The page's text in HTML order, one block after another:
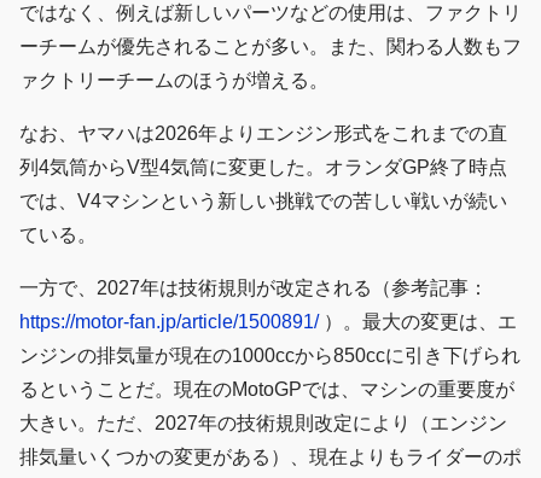
ではなく、例えば新しいパーツなどの使用は、ファクトリ
ーチームが優先されることが多い。また、関わる人数もフ
ァクトリーチームのほうが増える。
なお、ヤマハは2026年よりエンジン形式をこれまでの直
列4気筒からV型4気筒に変更した。オランダGP終了時点
では、V4マシンという新しい挑戦での苦しい戦いが続い
ている。
一方で、2027年は技術規則が改定される（参考記事：
https://motor-fan.jp/article/1500891/ ）。最大の変更は、エ
ンジンの排気量が現在の1000ccから850ccに引き下げられ
るということだ。現在のMotoGPでは、マシンの重要度が
大きい。ただ、2027年の技術規則改定により（エンジン
排気量いくつかの変更がある）、現在よりもライダーのポ